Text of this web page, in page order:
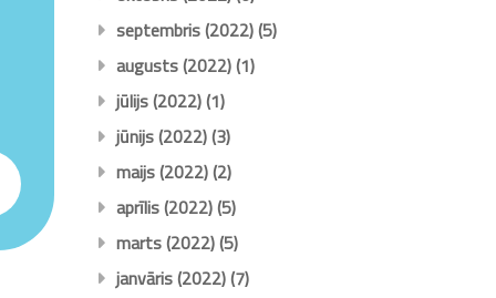
septembris (2022)(5)
augusts (2022)(1)
jūlijs (2022)(1)
jūnijs (2022)(3)
maijs (2022)(2)
aprīlis (2022)(5)
marts (2022)(5)
janvāris (2022)(7)